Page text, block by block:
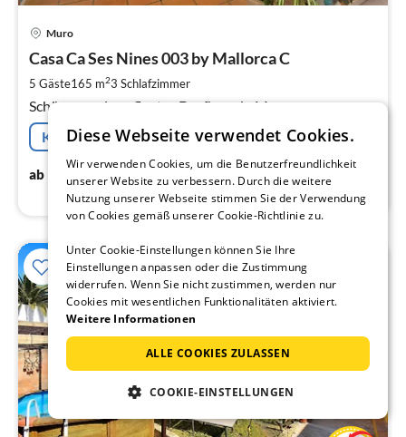
Muro
Casa Ca Ses Nines 003 by Mallorca C
5 Gäste165 m23 Schlafzimmer
Schönes und gepflegtes Dorfhaus in Muro.
Kostenfreie Stornierung
ab 80€ / Nacht
Diese Webseite verwendet Cookies.
Wir verwenden Cookies, um die Benutzerfreundlichkeit
unserer Website zu verbessern. Durch die weitere
Nutzung unserer Webseite stimmen Sie der Verwendung
von Cookies gemäß unserer Cookie-Richtlinie zu.
Unter Cookie-Einstellungen können Sie Ihre
Einstellungen anpassen oder die Zustimmung
widerrufen. Wenn Sie nicht zustimmen, werden nur
Cookies mit wesentlichen Funktionalitäten aktiviert.
Weitere Informationen
ALLE COOKIES ZULASSEN
COOKIE-EINSTELLUNGEN